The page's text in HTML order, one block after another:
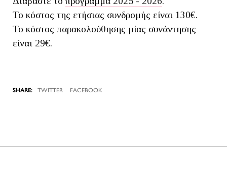
Το κόστος της ετήσιας συνδρομής είναι 130€.
Το κόστος παρακολούθησης μίας συνάντησης
είναι 29€.
TWITTER FACEBOOK